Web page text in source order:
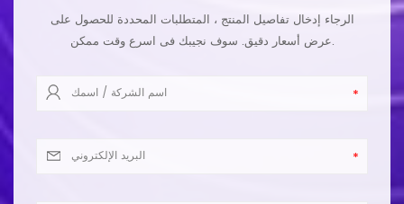
الرجاء إدخال تفاصيل المنتج ، المتطلبات المحددة للحصول على
عرض أسعار دقيق. سوف نجيبك فى اسرع وقت ممكن.